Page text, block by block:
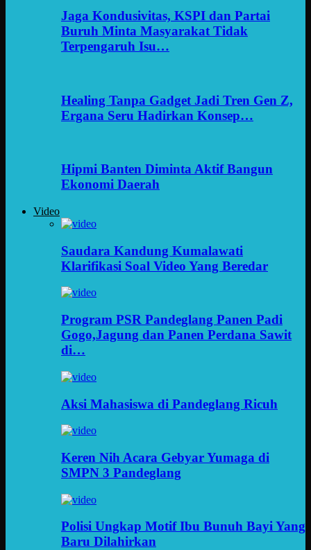
Jaga Kondusivitas, KSPI dan Partai
Buruh Minta Masyarakat Tidak
Terpengaruh Isu…
Healing Tanpa Gadget Jadi Tren Gen Z,
Ergana Seru Hadirkan Konsep…
Hipmi Banten Diminta Aktif Bangun
Ekonomi Daerah
Video
Saudara Kandung Kumalawati
Klarifikasi Soal Video Yang Beredar
Program PSR Pandeglang Panen Padi
Gogo,Jagung dan Panen Perdana Sawit
di…
Aksi Mahasiswa di Pandeglang Ricuh
Keren Nih Acara Gebyar Yumaga di
SMPN 3 Pandeglang
Polisi Ungkap Motif Ibu Bunuh Bayi Yang
Baru Dilahirkan